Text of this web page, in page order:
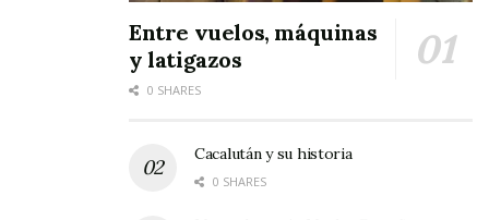
Entre vuelos, máquinas
y latigazos
0 SHARES
Cacalután y su historia
0 SHARES